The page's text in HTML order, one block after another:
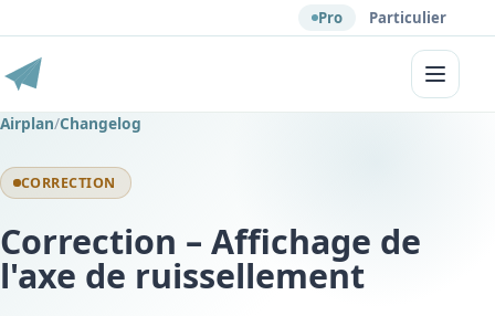
Pro Particulier
Menu
Airplan/Changelog
CORRECTION
Correction – Affichage de
l'axe de ruissellement